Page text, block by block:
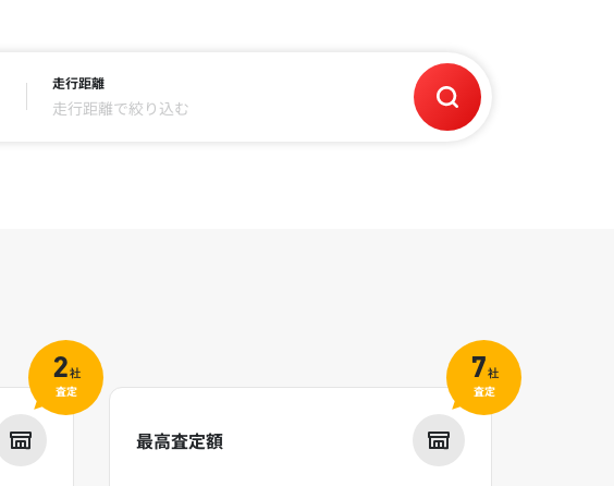
走行距離
走行距離で絞り込む
2社
査定
最高査定額
7社
査定